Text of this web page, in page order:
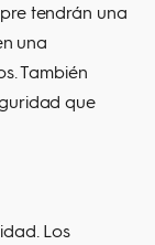
tendrán una
una
También
que
Los